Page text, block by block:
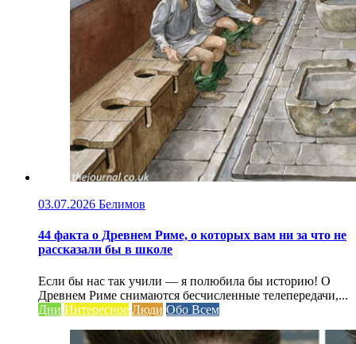
03.07.2026 Белимов
44 факта о Древнем Риме, о которых вам ни за что не
рассказали бы в школе
Если бы нас так учили — я полюбила бы историю! О
Древнем Риме снимаются бесчисленные телепередачи,...
Дни Интересное Люди Обо Всем